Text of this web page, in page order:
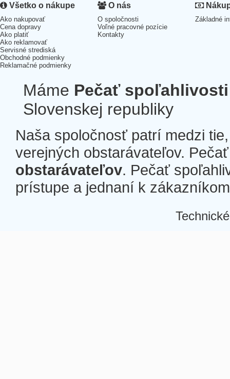
Všetko o nákupe
Ako nakupovať
Cena dopravy
Ako platiť
Ako reklamovať
Servisné strediská
Obchodné podmienky
Reklamačné podmienky
O nás
O spoločnosti
Voľné pracovné pozície
Kontakty
Základné
Máme Pečať spoľahlivosti
Slovenskej republiky
Naša spoločnosť patrí medzi
verejných obstarávateľov.
obstarávateľov. Pečať
prístupe a jednaní k